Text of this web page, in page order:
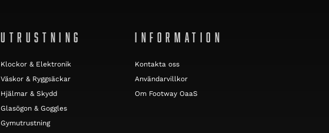
UTRUSTNING
Klockor & Elektronik
Väskor & Ryggsäckar
Hjälmar & Skydd
Glasögon & Goggles
Gymutrustning
INFORMATION
Kontakta oss
Användarvillkor
Om Footway OaaS